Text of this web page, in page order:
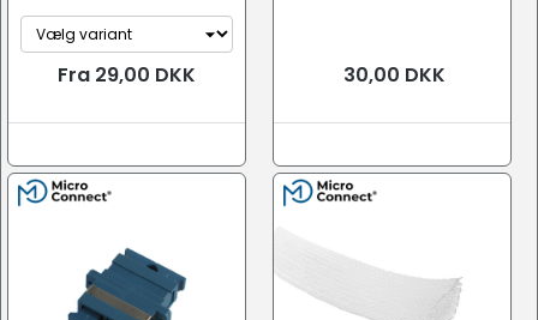
Fra 29,00 DKK 30,00 DKK